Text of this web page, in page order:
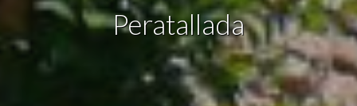
Peratallada